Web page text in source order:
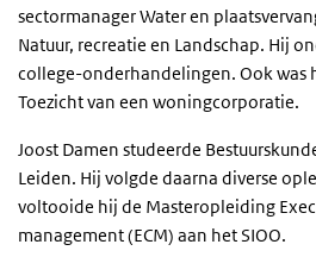
sectormanager Water en
Natuur, recreatie en Landschap. Hij
college-onderhandelingen. Ook was
Toezicht van een woningcorporatie.
Joost Damen studeerde
Leiden. Hij volgde daarna diverse
voltooide hij de Masteropleiding
management (ECM) aan het SIOO.